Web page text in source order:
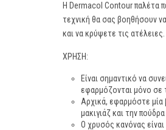
Η Dermacol Contour παλέτα
τεχνική θα σας βοηθήσουν
και να κρύψετε τις ατέλειες.
ΧΡΗΣΗ:
Είναι σημαντικό να
εφαρμόζονται μόνο σε
Αρχικά, εφαρμόστε μία
μακιγιάζ και την
Ο χρυσός κανόνας